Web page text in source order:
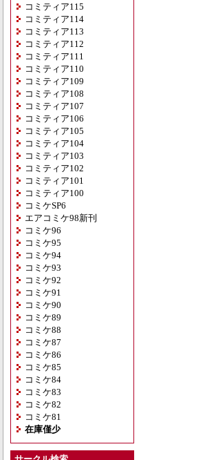
コミティア115
コミティア114
コミティア113
コミティア112
コミティア111
コミティア110
コミティア109
コミティア108
コミティア107
コミティア106
コミティア105
コミティア104
コミティア103
コミティア102
コミティア101
コミティア100
コミケSP6
エアコミケ98新刊
コミケ96
コミケ95
コミケ94
コミケ93
コミケ92
コミケ91
コミケ90
コミケ89
コミケ88
コミケ87
コミケ86
コミケ85
コミケ84
コミケ83
コミケ82
コミケ81
在庫僅少